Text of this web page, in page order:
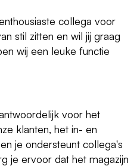
collega voor
stil zitten en wil jij graag
wij een leuke functie
voor het
klanten, het in- en
je ondersteunt collega's
je ervoor dat het magazijn